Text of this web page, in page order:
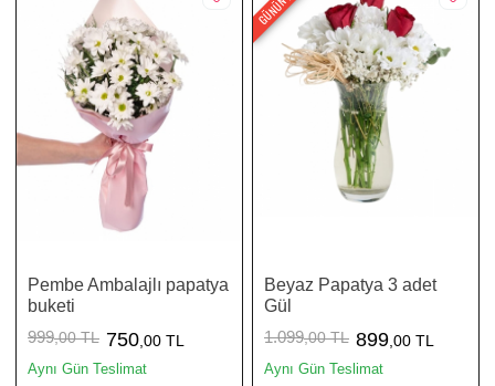
Pembe Ambalajlı papatya
buketi
999,00 TL 750 ,00 TL
Aynı Gün Teslimat
Beyaz Papatya 3 adet
Gül
1.099,00 TL 899 ,00 TL
Aynı Gün Teslimat